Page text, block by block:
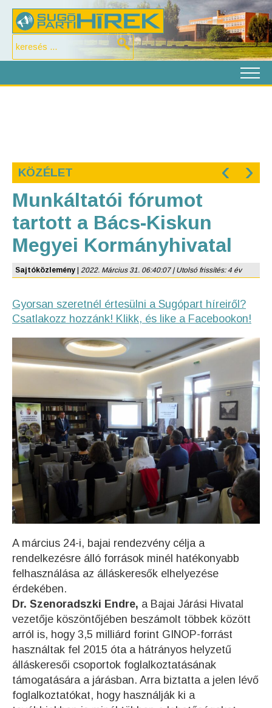
KÖZÉLET ‹ ›
Munkáltatói fórumot
tartott a Bács-Kiskun
Megyei Kormányhivatal
Sajtóközlemény 2022. Március 31. 06:40:07 | Utolsó frissítés: 4 év
Gyorsan szeretnél értesülni a Sugópart híreiről?
Csatlakozz hozzánk! Klikk, és like a Facebookon!
A március 24-i, bajai rendezvény célja a
rendelkezésre álló források minél hatékonyabb
felhasználása az álláskeresők elhelyezése
érdekében.
Dr. Szenoradszki Endre, a Bajai Járási Hivatal
vezetője köszöntőjében beszámolt többek között
arról is, hogy 3,5 milliárd forint GINOP-forrást
használtak fel 2015 óta a hátrányos helyzetű
álláskeresői csoportok foglalkoztatásának
támogatására a járásban. Arra biztatta a jelen lévő
foglalkoztatókat, hogy használják ki a